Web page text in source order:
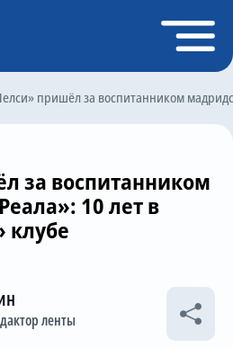
пришёл за воспитанником
за воспитанником
10 лет в
клубе
ленты